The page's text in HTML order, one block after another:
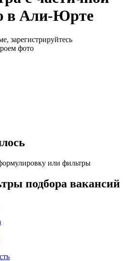
в Али-Юрте
зарегистрируйтесь
фото
или фильтры
подбора вакансий